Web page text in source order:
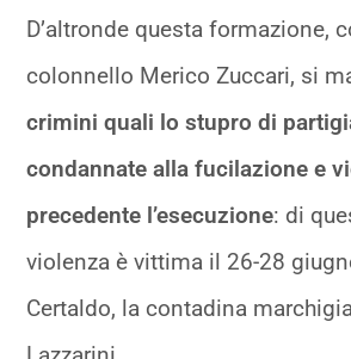
D’altronde questa formazione,
colonnello Merico Zuccari, si
crimini quali lo stupro di
condannate alla fucilazione e
precedente l’esecuzione: di
violenza è vittima il 26-28
Certaldo, la contadina